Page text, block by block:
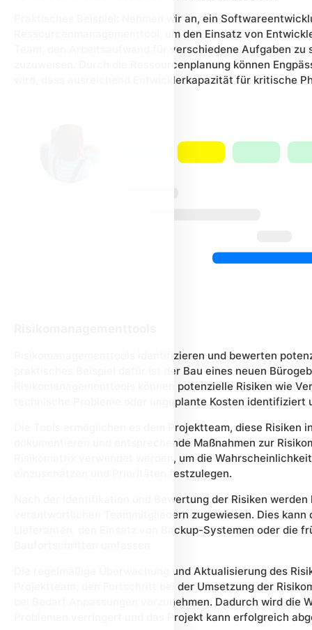
Praktisches Beispiel: Nehmen wir an, ein
Ressourcenmanagementtool, um den Einsatz von
Team, den Arbeitsaufwand für verschiedene Aufgaben
zuzuweisen. Durch die Ressourcenplanung können
wird, dass ausreichend Entwicklerkapazität für kritische
Risikomanagementtools identifizieren und bewerten
praktisches Beispiel dafür ist der Bau eines neuen
Risikomanagementtools können potenzielle Risiken wie
technische Probleme oder ungeplante Kosten identifiziert
Die Tools ermöglichen es dem Projektteam, diese Risiken
dokumentieren und entsprechende Maßnahmen zur
Risikomatrix verwendet werden, um die
einzuschätzen und Prioritäten festzulegen.
Nach der Identifikation und Bewertung der Risiken
verantwortlichen Teammitgliedern zugewiesen. Dies
Lieferanten, den Einsatz von Backup-Systemen oder die
Die regelmäßige Überwachung und Aktualisierung des
Projektteam, den Fortschritt bei der Umsetzung der
bei Bedarf Anpassungen vorzunehmen. Dadurch wird
Problemen verringert und das Projekt kann erfolgreich